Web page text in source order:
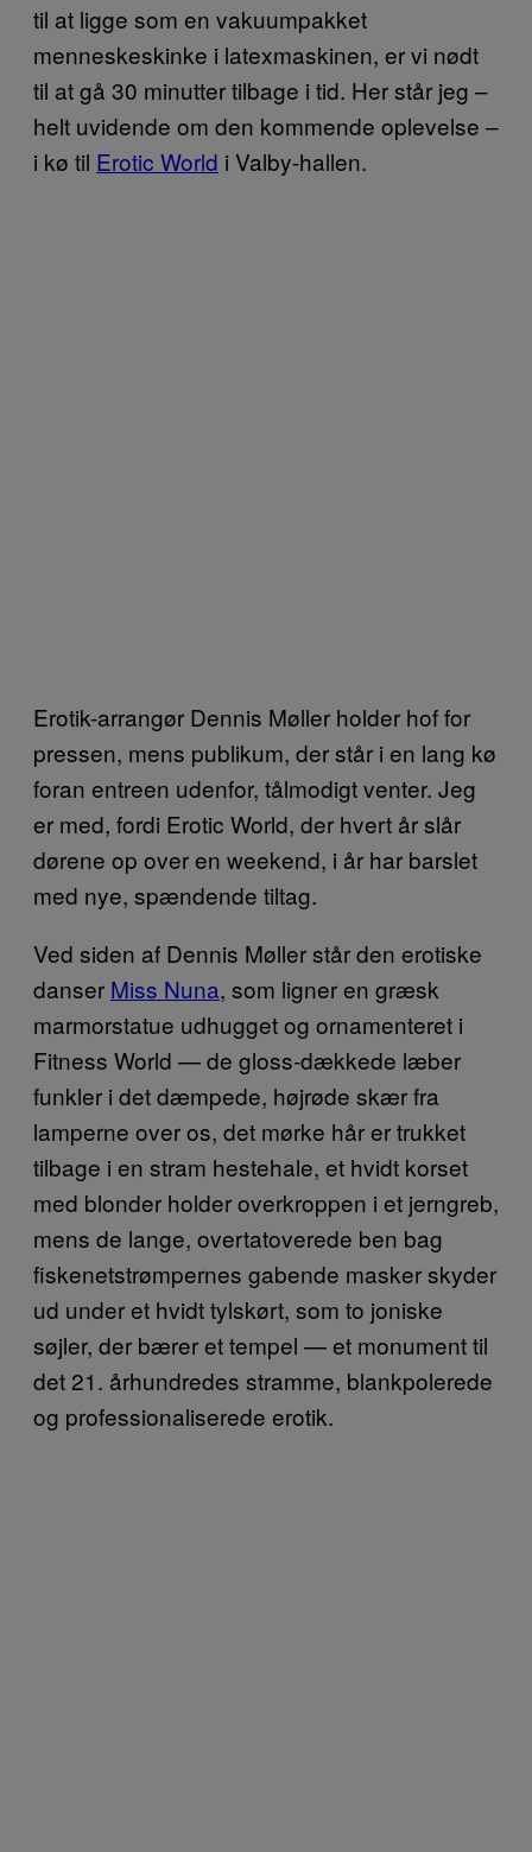
til at ligge som en vakuumpakket
menneskeskinke i latexmaskinen, er vi nødt
til at gå 30 minutter tilbage i tid. Her står jeg –
helt uvidende om den kommende oplevelse –
i kø til Erotic World i Valby-hallen.
Erotik-arrangør Dennis Møller holder hof for
pressen, mens publikum, der står i en lang kø
foran entreen udenfor, tålmodigt venter. Jeg
er med, fordi Erotic World, der hvert år slår
dørene op over en weekend, i år har barslet
med nye, spændende tiltag.
Ved siden af Dennis Møller står den erotiske
danser Miss Nuna, som ligner en græsk
marmorstatue udhugget og ornamenteret i
Fitness World — de gloss-dækkede læber
funkler i det dæmpede, højrøde skær fra
lamperne over os, det mørke hår er trukket
tilbage i en stram hestehale, et hvidt korset
med blonder holder overkroppen i et jerngreb,
mens de lange, overtatoverede ben bag
fiskenetstrømpernes gabende masker skyder
ud under et hvidt tylskørt, som to joniske
søjler, der bærer et tempel — et monument til
det 21. århundredes stramme, blankpolerede
og professionaliserede erotik.